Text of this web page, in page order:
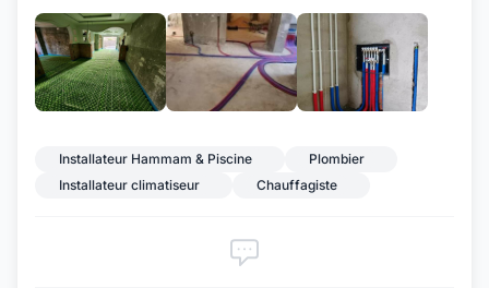
Installateur Hammam & Piscine
Plombier
Installateur climatiseur
Chauffagiste